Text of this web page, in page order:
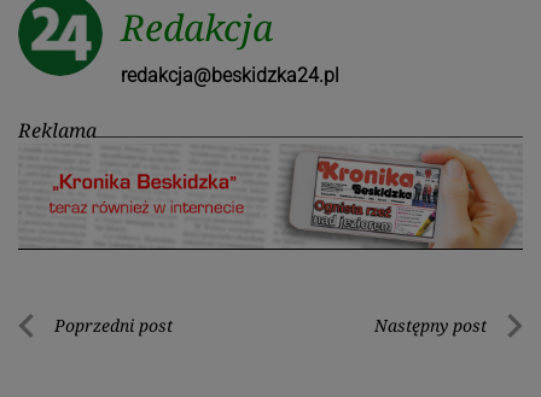
Redakcja
redakcja@beskidzka24.pl
Reklama
Nawigacja
Poprzedni post Następny post